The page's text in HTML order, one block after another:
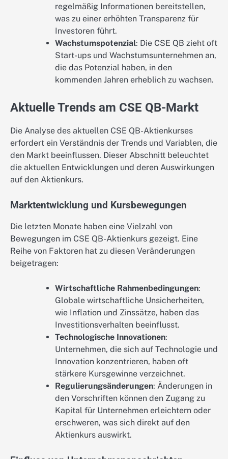
regelmäßig Informationen bereitstellen,
was zu einer erhöhten Transparenz für
Investoren führt.
Wachstumspotenzial: Die CSE QB zieht oft
Start-ups und Wachstumsunternehmen an,
die das Potenzial haben, in den
kommenden Jahren erheblich zu wachsen.
Aktuelle Trends am CSE QB-Markt
Die Analyse des aktuellen CSE QB-Aktienkurses
erfordert ein Verständnis der Trends und Variablen, die
den Markt beeinflussen. Dieser Abschnitt beleuchtet
die aktuellen Entwicklungen und deren Auswirkungen
auf den Aktienkurs.
Marktentwicklung und Kursbewegungen
Die letzten Monate haben eine Vielzahl von
Bewegungen im CSE QB-Aktienkurs gezeigt. Eine
Reihe von Faktoren hat zu diesen Veränderungen
beigetragen:
Wirtschaftliche Rahmenbedingungen:
Globale wirtschaftliche Unsicherheiten,
wie Inflation und Zinssätze, haben das
Investitionsverhalten beeinflusst.
Technologische Innovationen:
Unternehmen, die sich auf Technologie und
Innovation konzentrieren, haben oft
stärkere Kursgewinne verzeichnet.
Regulierungsänderungen: Änderungen in
den Vorschriften können den Zugang zu
Kapital für Unternehmen erleichtern oder
erschweren, was sich direkt auf den
Aktienkurs auswirkt.